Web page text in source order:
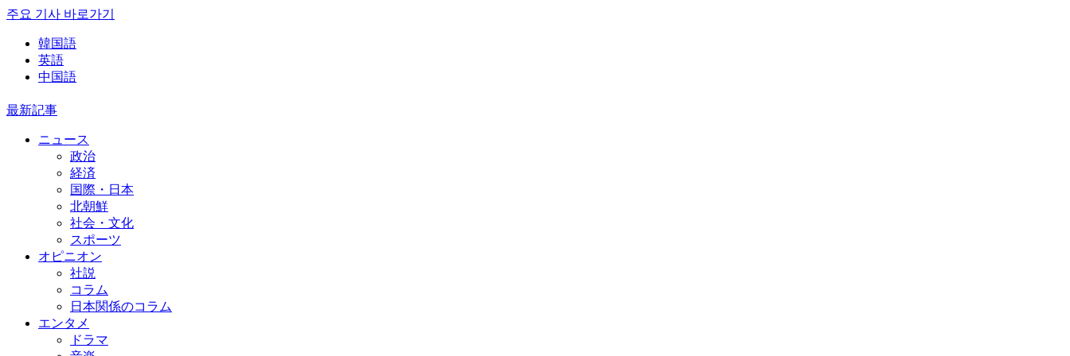
주요 기사 바로가기
韓国語
英語
中国語
最新記事
ニュース
政治
経済
国際・日本
北朝鮮
社会・文化
スポーツ
オピニオン
社説
コラム
日本関係のコラム
エンタメ
ドラマ